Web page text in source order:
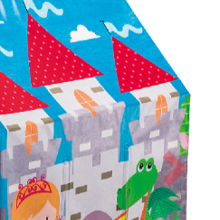
Ďalší